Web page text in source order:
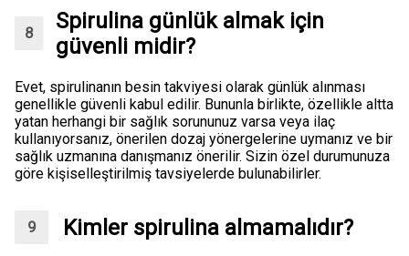
Spirulina günlük almak için
güvenli midir?
Evet, spirulinanın besin takviyesi olarak günlük alınması
genellikle güvenli kabul edilir. Bununla birlikte, özellikle altta
yatan herhangi bir sağlık sorununuz varsa veya ilaç
kullanıyorsanız, önerilen dozaj yönergelerine uymanız ve bir
sağlık uzmanına danışmanız önerilir. Sizin özel durumunuza
göre kişiselleştirilmiş tavsiyelerde bulunabilirler.
Kimler spirulina almamalıdır?